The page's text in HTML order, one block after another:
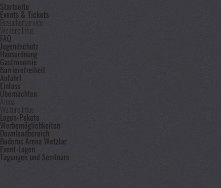
Startseite
Events & Tickets
Besucherservice
Weitere Infos
FAQ
Jugendschutz
Hausordnung
Gastronomie
Barrierefreiheit
Anfahrt
Einlass
Übernachten
Arena
Weitere Infos
Logen-Pakete
Werbemöglichkeiten
Downloadbereich
Buderus Arena Wetzlar
Event-Logen
Tagungen und Seminare